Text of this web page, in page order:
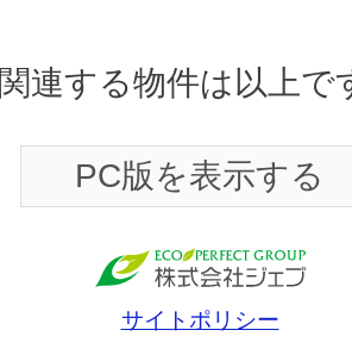
関連する物件は以上で
PC版を表示する
サイトポリシー